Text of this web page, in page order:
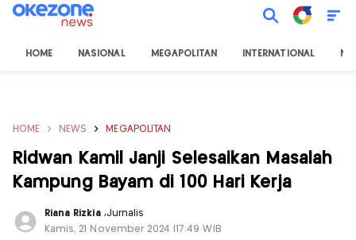
HOME NASIONAL MEGAPOLITAN INTERNATIONAL
HOME NEWS MEGAPOLITAN
Ridwan Kamil Janji Selesaikan Masalah
Kampung Bayam di 100 Hari Kerja
Riana Rizkia ,Jurnalis
Kamis, 21 November 2024 |17:49 WIB